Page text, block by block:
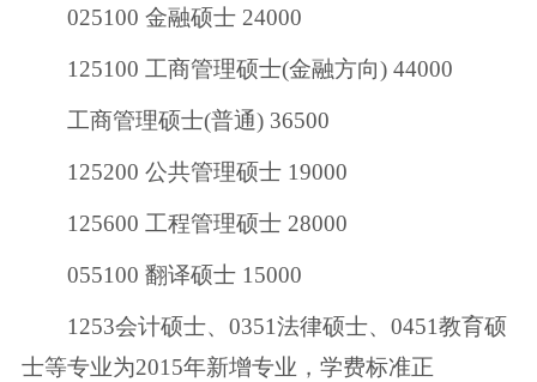
025100 金融硕士 24000
125100 工商管理硕士(金融方向) 44000
工商管理硕士(普通) 36500
125200 公共管理硕士 19000
125600 工程管理硕士 28000
055100 翻译硕士 15000
1253会计硕士、0351法律硕士、0451教育硕
士等专业为2015年新增专业，学费标准正